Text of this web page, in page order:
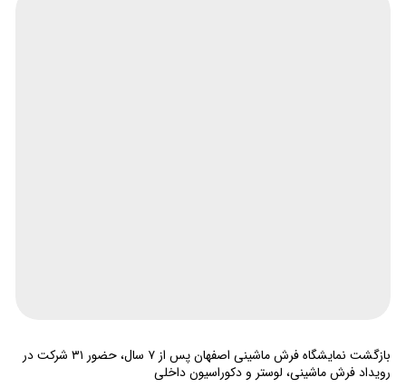
بازگشت نمایشگاه فرش ماشینی اصفهان پس از ۷ سال، حضور ۳۱ شرکت در
رویداد فرش ماشینی، لوستر و دکوراسیون داخلی